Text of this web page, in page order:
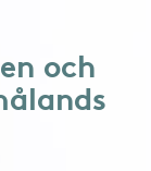
och